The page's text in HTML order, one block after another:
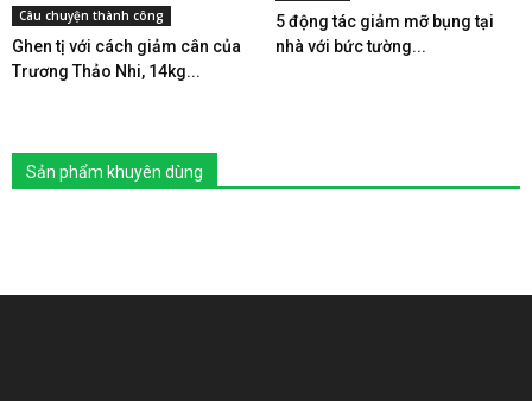
Câu chuyện thành công
Ghen tị với cách giảm cân của
Trương Thảo Nhi, 14kg...
5 động tác giảm mỡ bụng tại
nhà với bức tường...
Sản phẩm khuyên dùng